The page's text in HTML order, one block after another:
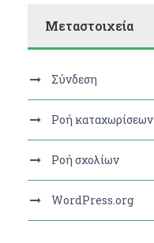
Μεταστοιχεία
Σύνδεση
Ροή καταχωρίσεων
Ροή σχολίων
WordPress.org